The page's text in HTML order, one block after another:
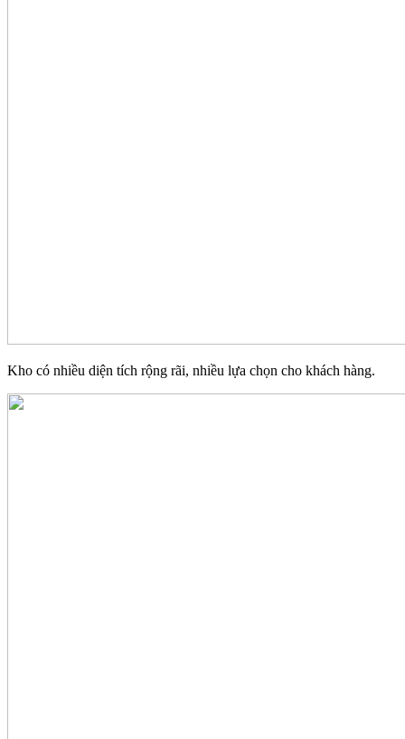
Kho có nhiều diện tích rộng rãi, nhiều lựa chọn cho khách hàng.